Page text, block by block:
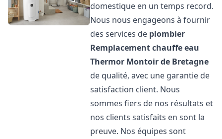
domestique en un temps record.
Nous nous engageons à fournir
des services de plombier
Remplacement chauffe eau
Thermor Montoir de Bretagne
de qualité, avec une garantie de
satisfaction client. Nous
sommes fiers de nos résultats et
nos clients satisfaits en sont la
preuve. Nos équipes sont